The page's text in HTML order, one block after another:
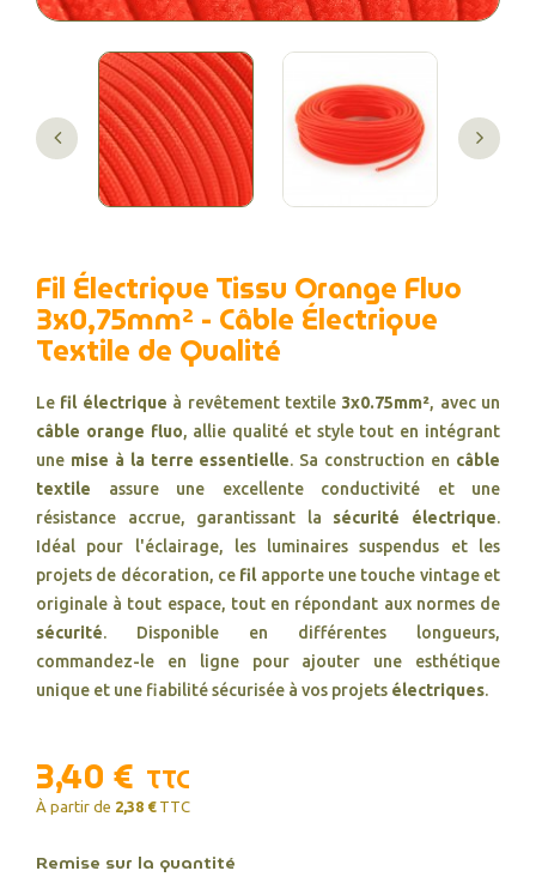
Fil Électrique Tissu Orange Fluo
3x0,75mm² - Câble Électrique
Textile de Qualité
Le fil électrique à revêtement textile 3x0.75mm², avec un
câble orange fluo, allie qualité et style tout en intégrant
une mise à la terre essentielle. Sa construction en câble
textile assure une excellente conductivité et une
résistance accrue, garantissant la sécurité électrique.
Idéal pour l'éclairage, les luminaires suspendus et les
projets de décoration, ce filapporte une touche vintage et
originale à tout espace, tout en répondant aux normes de
sécurité. Disponible en différentes longueurs,
commandez-le en ligne pour ajouter une esthétique
unique et une fiabilité sécurisée à vos projets électriques.
3,40 € TTC
À partir de 2,38 € TTC
Remise sur la quantité